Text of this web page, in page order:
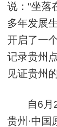
说：“坐落
多年发展
开启了一
记录贵州
见证贵州
自6月
贵州·中国